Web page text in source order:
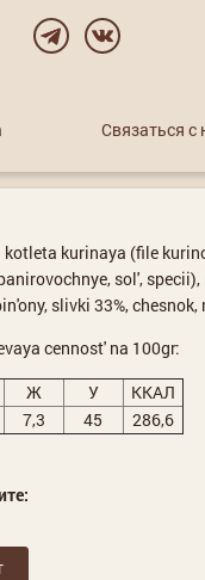
Связаться с
kotleta kurinaya (file
sol',
slivki 33%,
cennost' na 100gr:
Ж У
ККАЛ
7,3 45 286,6